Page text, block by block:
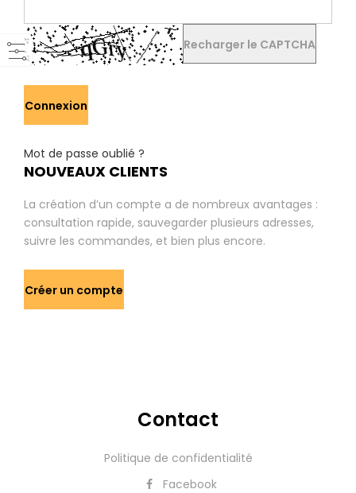
Recharger le CAPTCHA
Connexion
Mot de passe oublié ?
NOUVEAUX CLIENTS
La création d’un compte a de nombreux avantages :
consultation rapide, sauvegarder plusieurs adresses,
suivre les commandes, et bien plus encore.
Créer un compte
Contact
Politique de confidentialité
Facebook